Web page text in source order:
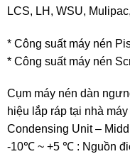
LCS, LH, WSU,
* Công suất máy nén
* Công suất máy nén
Cụm máy nén dàn
hiệu lắp ráp tại nhà
Condensing Unit –
-10℃ ~ +5 ℃ : Nguồn